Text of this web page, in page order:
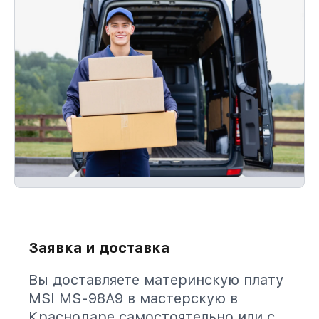
Заявка и доставка
Вы доставляете материнскую плату
MSI MS-98A9 в мастерскую в